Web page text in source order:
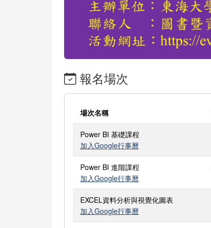
報名場次
場次名稱
Power BI 基礎課程
加入Google行事曆
Power BI 進階課程
加入Google行事曆
EXCEL資料分析與視覺化圖表
加入Google行事曆